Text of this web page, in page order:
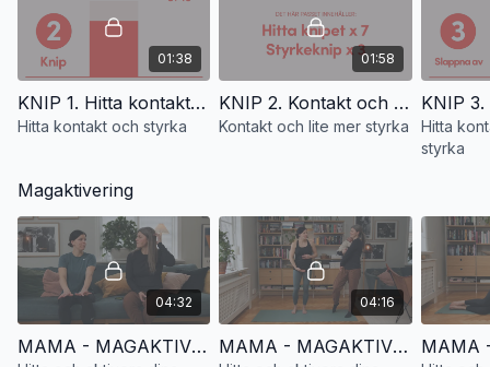
Knippass 1, 2, 3 och 4
Magaktivering sittande, stående, knästående, sidliggande och
ryggliggande
Yoga för återhämtning och skön stretch
01:38
KNIP 1. Hitta kontakt och styrka
Hitta kontakt och styrka
01:58
KNIP 2. Kontakt och lite mer styrka
Kontakt och lite mer styrka
Hitta
styrka
Magaktivering
04:32
MAMA - MAGAKTIVERING SITTANDE. Hitta och aktivera dina djupa magmuskler
04:16
MAMA - MAGAKTIVERING STÅENDE. Hitta och aktivera dina djupa magmuskler